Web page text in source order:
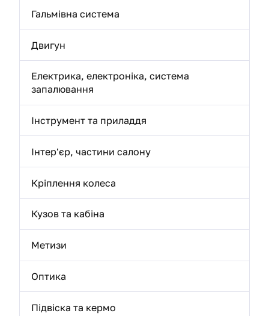
Гальмівна система
Двигун
Електрика, електроніка, система
запалювання
Інструмент та приладдя
Інтер'єр, частини салону
Кріплення колеса
Кузов та кабіна
Метизи
Оптика
Підвіска та кермо